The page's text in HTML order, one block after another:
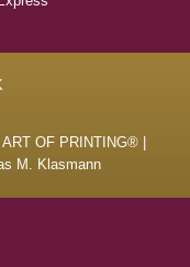
OF PRINTING® |
M. Klasmann